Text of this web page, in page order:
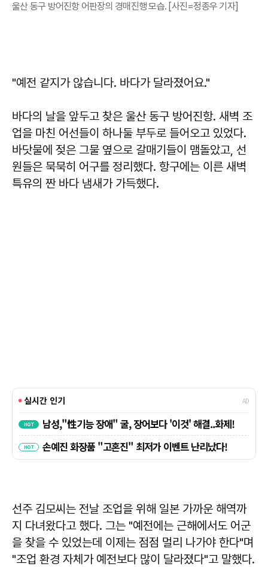
울산 동구 방어진항 어판장의 경매진행 모습. [사진=정종우 기자]
"예전 같지가 않습니다. 바다가 달라졌어요."
바다의 날을 앞두고 찾은 울산 동구 방어진항. 새벽 조
업을 마친 어선들이 하나둘 부두로 들어오고 있었다.
바닷물에 젖은 그물 옆으로 갈매기들이 맴돌았고, 선
원들은 묵묵히 어구를 정리했다. 항구에는 이른 새벽
특유의 짠 바다 냄새가 가득했다.
선주 김모씨는 전날 조업을 위해 일본 가까운 해역까
지 다녀왔다고 했다. 그는 "예전에는 근해에서도 어군
을 찾을 수 있었는데 이제는 점점 멀리 나가야 한다"며
"조업 환경 자체가 예전보다 많이 달라졌다"고 말했다.